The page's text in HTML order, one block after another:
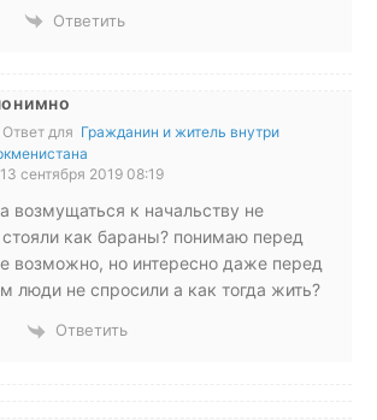
Ответить
Ответ для Гражданин и житель внутри
13 сентября 2019 08:19
возмущаться к начальству не
как бараны? понимаю перед
возможно, но интересно даже перед
люди не спросили а как тогда жить?
Ответить